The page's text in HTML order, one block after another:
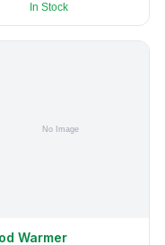
In Stock
Warmer